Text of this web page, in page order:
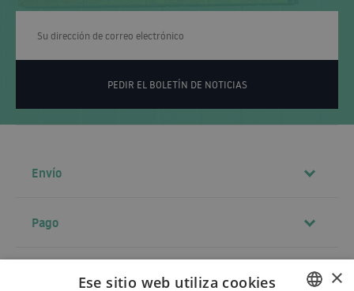
PEDIR EL BOLETÍN DE NOTICIAS
Envío
Pago
×
Ese sitio web utiliza cookies